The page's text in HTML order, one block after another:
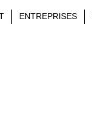
ENTREPRISES